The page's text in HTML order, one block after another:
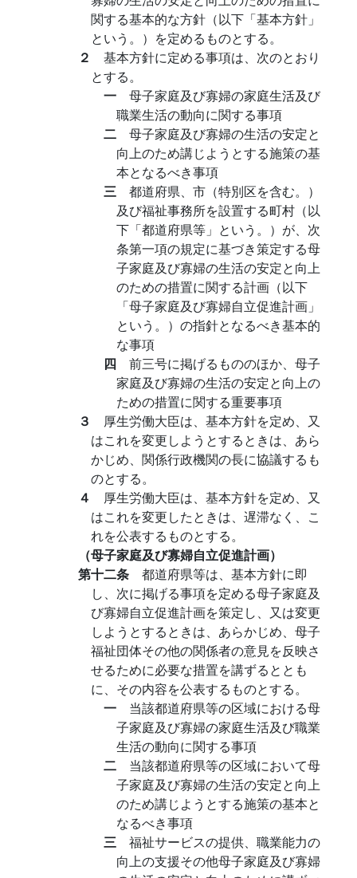
関する基本的な方針（以下「基本方針」
という。）を定めるものとする。
２ 基本方針に定める事項は、次のとおり
とする。
一 母子家庭及び寡婦の家庭生活及び
職業生活の動向に関する事項
二 母子家庭及び寡婦の生活の安定と
向上のため講じようとする施策の基
本となるべき事項
三 都道府県、市（特別区を含む。）
及び福祉事務所を設置する町村（以
下「都道府県等」という。）が、次
条第一項の規定に基づき策定する母
子家庭及び寡婦の生活の安定と向上
のための措置に関する計画（以下
「母子家庭及び寡婦自立促進計画」
という。）の指針となるべき基本的
な事項
四 前三号に掲げるもののほか、母子
家庭及び寡婦の生活の安定と向上の
ための措置に関する重要事項
３ 厚生労働大臣は、基本方針を定め、又
はこれを変更しようとするときは、あら
かじめ、関係行政機関の長に協議するも
のとする。
４ 厚生労働大臣は、基本方針を定め、又
はこれを変更したときは、遅滞なく、こ
れを公表するものとする。
（母子家庭及び寡婦自立促進計画）
第十二条 都道府県等は、基本方針に即
し、次に掲げる事項を定める母子家庭及
び寡婦自立促進計画を策定し、又は変更
しようとするときは、あらかじめ、母子
福祉団体その他の関係者の意見を反映さ
せるために必要な措置を講ずるととも
に、その内容を公表するものとする。
一 当該都道府県等の区域における母
子家庭及び寡婦の家庭生活及び職業
生活の動向に関する事項
二 当該都道府県等の区域において母
子家庭及び寡婦の生活の安定と向上
のため講じようとする施策の基本と
なるべき事項
三 福祉サービスの提供、職業能力の
向上の支援その他母子家庭及び寡婦